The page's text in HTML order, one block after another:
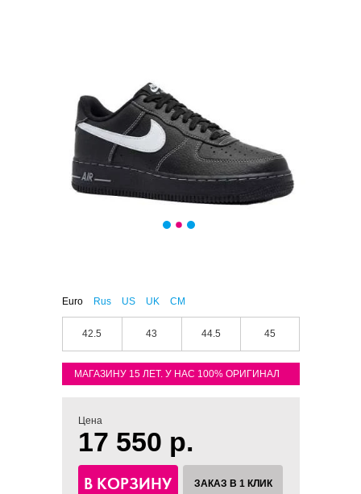
Euro Rus US UK CM
42.5 43 44.5 45
МАГАЗИНУ 15 ЛЕТ. У НАС 100% ОРИГИНАЛ
Цена
17 550 р.
В КОРЗИНУ ЗАКАЗ В 1 КЛИК